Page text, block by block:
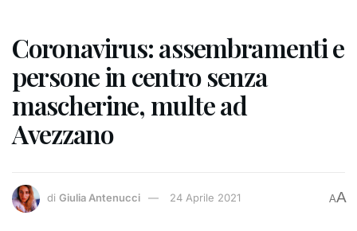
Coronavirus: assembramenti e
persone in centro senza
mascherine, multe ad
Avezzano
di Giulia Antenucci 24 Aprile 2021 AA